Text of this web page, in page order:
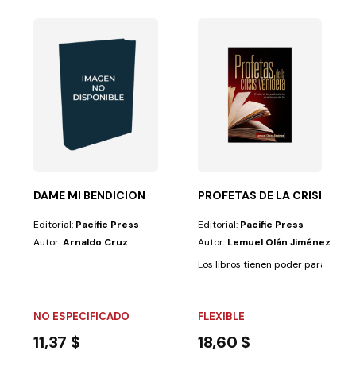
¿QUÉ DICE EGW?
DAME MI BENDICION
Editorial: Pacific Press
Autor:Arnaldo Cruz
NO ESPECIFICADO
11,37 $
PROFETAS DE LA CRISIS
Editorial: Pacific Press
Autor: Lemuel Olán Jiménez
Los libros tienen poder para
FLEXIBLE
18,60 $